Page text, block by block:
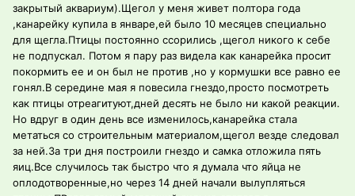
закрытый аквариум).Щегол у меня живет полтора года
,канарейку купила в январе,ей было 10 месяцев специально
для щегла.Птицы постоянно ссорились ,щегол никого к себе
не подпускал. Потом я пару раз видела как канарейка просит
покормить ее и он был не против ,но у кормушки все равно ее
гонял.В середине мая я повесила гнездо,просто посмотреть
как птицы отреагитуют,дней десять не было ни какой реакции.
Но вдруг в один день все изменилось,канарейка стала
метаться со строительным материалом,щегол везде следовал
за ней.За три дня построили гнездо и самка отложила пять
яиц.Все случилось так быстро что я думала что яйца не
оплодотворенные,но через 14 дней начали вылупляться